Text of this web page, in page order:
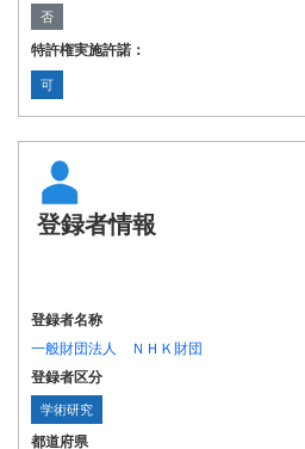
否
特許権実施許諾：
可
登録者情報
登録者名称
一般財団法人 ＮＨＫ財団
登録者区分
学術研究
都道府県